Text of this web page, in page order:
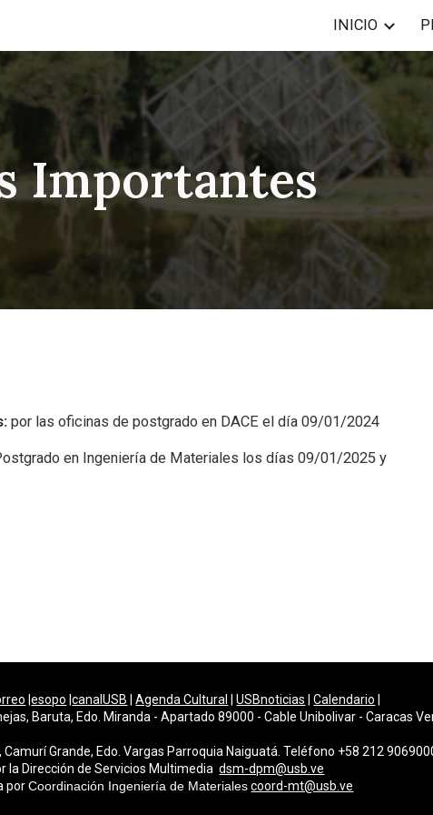
INICIO
Importantes
por las oficinas de postgrado en DACE el día 09/01/2024
en Ingeniería de Materiales los días 09/01/2025 y
|esopo |canalUSB |Agenda Cultural |USBnoticias |Calendario
Baruta, Edo. Miranda - Apartado 89000 - Cable Unibolivar - Caracas
Camurí Grande, Edo. Vargas Parroquia Naiguatá. Teléfono +58 212
la Dirección de Servicios Multimediadsm-dpm@usb.ve
porCoordinación Ingeniería de Materiales coord-mt@usb.ve